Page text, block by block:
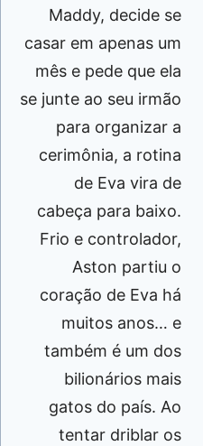
Maddy, decide se
casar em apenas um
mês e pede que ela
se junte ao seu irmão
para organizar a
cerimônia, a rotina
de Eva vira de
cabeça para baixo.
Frio e controlador,
Aston partiu o
coração de Eva há
muitos anos… e
também é um dos
bilionários mais
gatos do país. Ao
tentar driblar os